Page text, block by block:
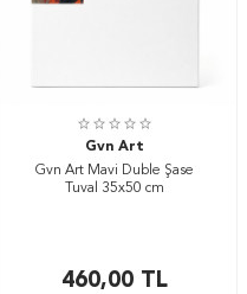
Gvn Art
Gvn Art Mavi Duble Şase
Tuval 35x50 cm
460,00TL